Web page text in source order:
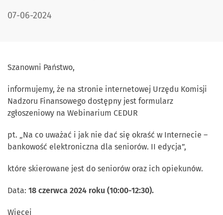
DATA PUBLIKACJI:
07-06-2024
Szanowni Państwo,
informujemy, że na stronie internetowej Urzędu Komisji
Nadzoru Finansowego dostępny jest formularz
zgłoszeniowy na Webinarium CEDUR
pt. „Na co uważać i jak nie dać się okraść w Internecie –
bankowość elektroniczna dla seniorów. II edycja”,
które skierowane jest do seniorów oraz ich opiekunów.
Data: 18 czerwca 2024 roku (10:00-12:30).
Więcej